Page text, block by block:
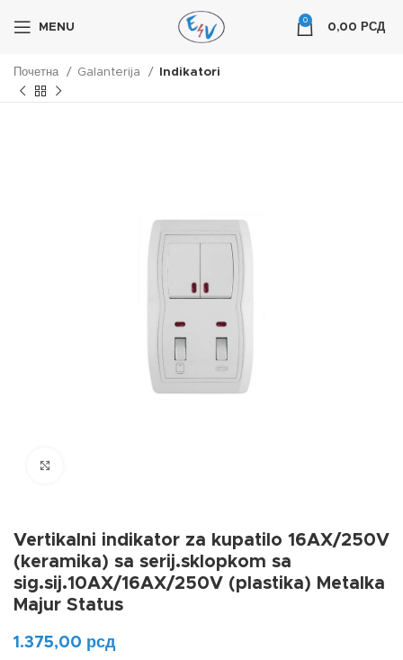
MENU
0
0,00 РСД
Почетна Galanterija Indikatori
Vertikalni indikator za kupatilo 16AX/250V
(keramika) sa serij.sklopkom sa
sig.sij.10AX/16AX/250V (plastika) Metalka
Majur Status
1.375,00 рсд